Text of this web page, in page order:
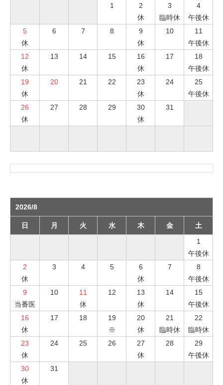
1
2
休
3
臨時休
4
午後休
5
休
6 7 8
9
休
10
11
午後休
12
休
13 14 15
16
休
17
18
午後休
19
休
20 21 22
23
休
24
25
午後休
26
休
27 28 29
30
休
31
2026/8
日 月 火 水 木 金
土
1
午後休
2
休
3 4 5
6
休
7
8
午後休
9
当番医
10
11
休
12
13
休
14
15
午後休
16
休
17 18
19
※
20
休
21
臨時休
22
臨時休
23
休
24 25 26
27
休
28
29
午後休
30
休
31